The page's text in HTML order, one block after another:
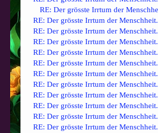
RE: Der grösste Irrtum der
RE: Der grösste Irrtum der Menschheit.
RE: Der grösste Irrtum der Menschheit.
RE: Der grösste Irrtum der Menschheit.
RE: Der grösste Irrtum der Menschheit.
RE: Der grösste Irrtum der Menschheit.
RE: Der grösste Irrtum der Menschheit.
RE: Der grösste Irrtum der Menschheit.
RE: Der grösste Irrtum der Menschheit.
RE: Der grösste Irrtum der Menschheit.
RE: Der grösste Irrtum der Menschheit.
RE: Der grösste Irrtum der Menschheit.